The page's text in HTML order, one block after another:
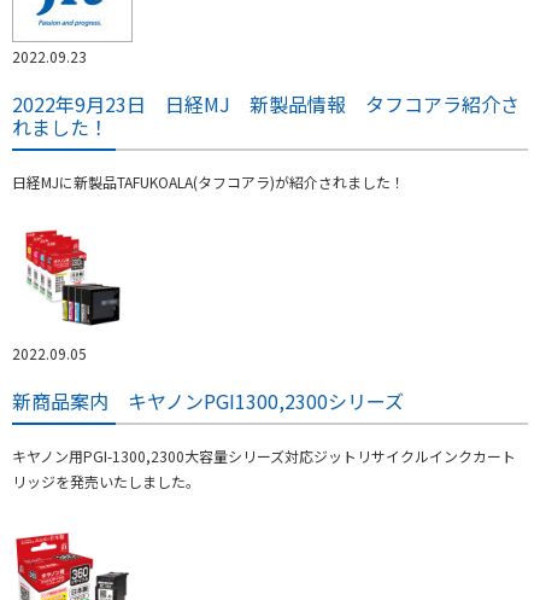
2022.09.23
2022年9月23日 日経MJ 新製品情報 タフコアラ紹介さ
れました！
日経MJに新製品TAFUKOALA(タフコアラ)が紹介されました！
2022.09.05
新商品案内 キヤノンPGI1300,2300シリーズ
キヤノン用PGI-1300,2300大容量シリーズ対応ジットリサイクルインクカート
リッジを発売いたしました。